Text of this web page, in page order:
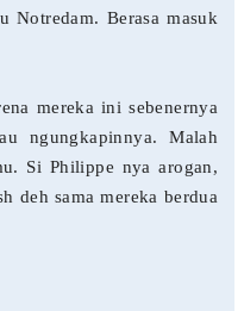
Notredam. Berasa masuk
mereka ini sebenernya
ngungkapinnya. Malah
Si Philippe nya arogan,
deh sama mereka berdua